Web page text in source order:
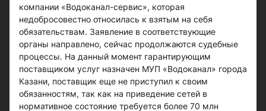
компании «Водоканал-сервис», которая
недобросовестно относилась к взятым на себя
обязательствам. Заявление в соответствующие
органы направлено, сейчас продолжаются судебные
процессы. На данный момент гарантирующим
поставщиком услуг назначен МУП «Водоканал» города
Казани, поставщик еще не приступил к своим
обязанностям, так как на приведение сетей в
нормативное состояние требуется более 70 млн